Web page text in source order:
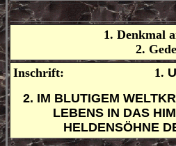
1. Denkmal
2.
Inschrift:
1.
2. IM BLUTIGEM
LEBENS IN DAS
HELDENSÖHNE